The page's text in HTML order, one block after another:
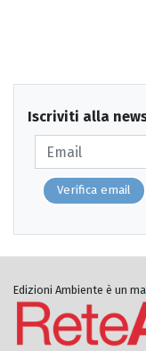
Iscriviti alla
Verifica email
Edizioni Ambiente è un